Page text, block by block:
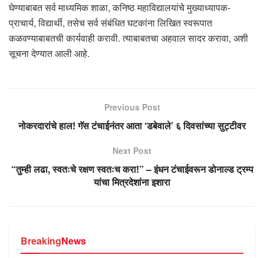
घेण्याबाबत सर्व माध्यमिक शाळा, कनिष्ठ महाविद्यालयांचे मुख्याध्यापक-
प्राचार्य, विद्यार्थी, तसेच सर्व संबंधित घटकांना लिखित स्वरूपात
कळवण्याबाबतची कार्यवाही करावी. त्याबाबतचा अहवाल सादर करावा, अशी
सूचना देण्यात आली आहे.
Previous Post
नोकरदारांचे हाल! गॅस टंचाईनंतर आता ‘डबेवाले’ ६ दिवसांच्या सुट्टीवर
Next Post
“तुम्ही लढा, स्वतःचे रक्षण स्वतःच करा!” – इंधन टंचाईवरून डोनाल्ड ट्रम्प
यांचा मित्रदेशांना इशारा
BreakingNews